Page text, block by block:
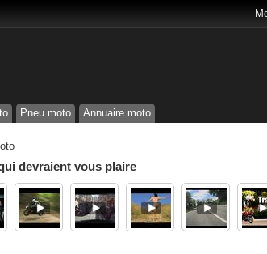
Pneu moto Annuaire moto
devraient vous plaire